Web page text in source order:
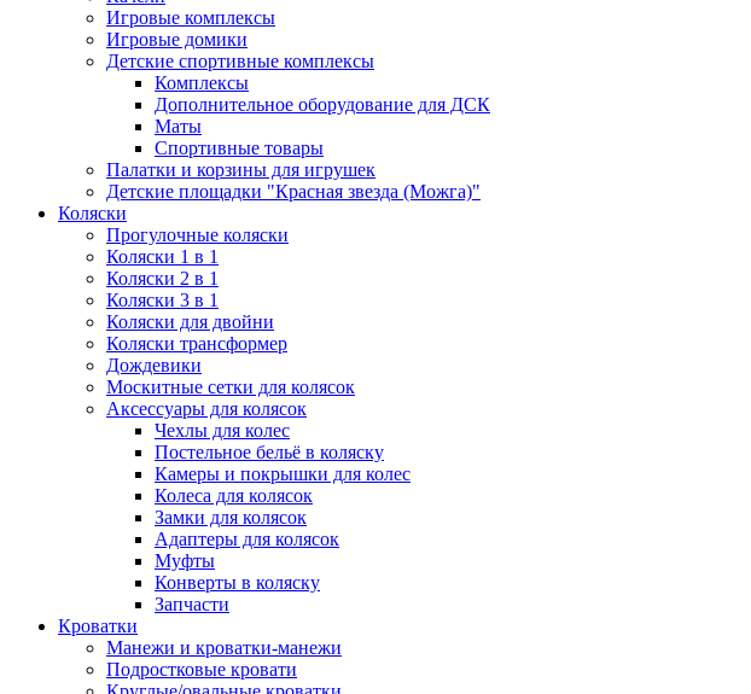
Игровые комплексы
Игровые домики
Детские спортивные комплексы
Комплексы
Дополнительное оборудование для ДСК
Маты
Спортивные товары
Палатки и корзины для игрушек
Детские площадки "Красная звезда (Можга)"
Коляски
Прогулочные коляски
Коляски 1 в 1
Коляски 2 в 1
Коляски 3 в 1
Коляски для двойни
Коляски трансформер
Дождевики
Москитные сетки для колясок
Аксессуары для колясок
Чехлы для колес
Постельное бельё в коляску
Камеры и покрышки для колес
Колеса для колясок
Замки для колясок
Адаптеры для колясок
Муфты
Конверты в коляску
Запчасти
Кроватки
Манежи и кроватки-манежи
Подростковые кровати